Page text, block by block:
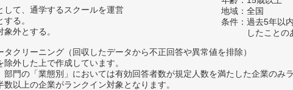
して、通学するスクールを運営
る。
外とする。
地域：全国
条件：過去5年以
したこと
クリーニング（回収したデータから不正回答や異常値を排除）
外した上で作成しています。
門の「業態別」においては有効回答者数が規定人数を満たした企業のみ
以上の企業がランクイン対象となります。